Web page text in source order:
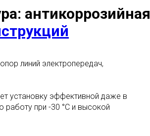
антикоррозийная
линий электропередач,
установку эффективной даже в
работу при -30 °C и высокой